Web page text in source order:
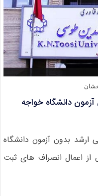
آزمون دانشگاه خواجه
ارشد بدون آزمون دانشگاه
خواجه نصیر طوسی ۱۴۰۲ پس از اعمال انصراف های ثبت